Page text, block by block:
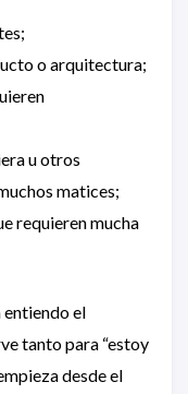
o arquitectura;
u otros
matices;
requieren mucha
entiendo el
tanto para “estoy
desde el